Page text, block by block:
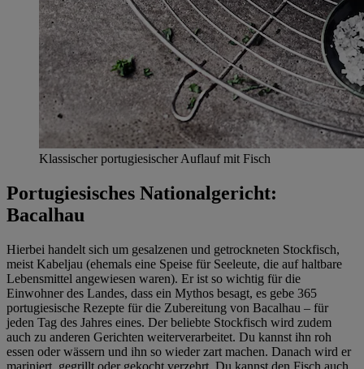
Klassischer portugiesischer Auflauf mit Fisch
Portugiesisches Nationalgericht:
Bacalhau
Hierbei handelt sich um gesalzenen und getrockneten Stockfisch,
meist Kabeljau (ehemals eine Speise für Seeleute, die auf haltbare
Lebensmittel angewiesen waren). Er ist so wichtig für die
Einwohner des Landes, dass ein Mythos besagt, es gebe 365
portugiesische Rezepte für die Zubereitung von Bacalhau – für
jeden Tag des Jahres eines. Der beliebte Stockfisch wird zudem
auch zu anderen Gerichten weiterverarbeitet. Du kannst ihn roh
essen oder wässern und ihn so wieder zart machen. Danach wird er